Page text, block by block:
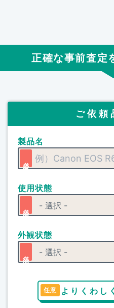
正確な事前査定
ご依頼
製品名
使用状態
外観状態
よりくわし